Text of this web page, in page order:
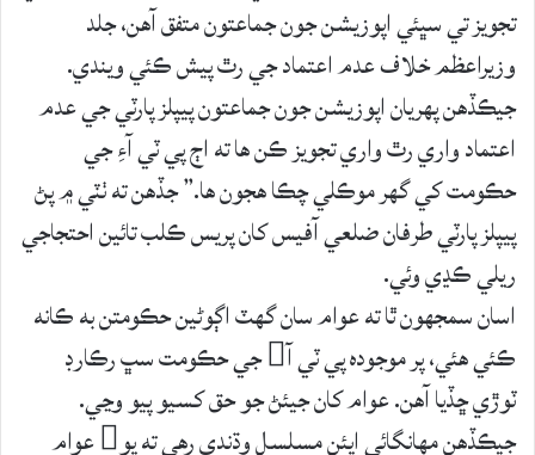
تجويز تي سڀئي اپوزيشن جون جماعتون متفق آهن، جلد
وزيراعظم خلاف عدم اعتماد جي رٿ پيش ڪئي ويندي.
جيڪڏهن پهريان اپوزيشن جون جماعتون پيپلز پارٽي جي عدم
اعتماد واري رٿ واري تجويز ڪن ها ته اڄ پي ٽي آءِ جي
حڪومت کي گهر موڪلي چڪا هجون ها.” جڏهن ته ٺٽي ۾ پڻ
پيپلز پارٽي طرفان ضلعي آفيس کان پريس ڪلب تائين احتجاجي
ريلي ڪڍي وئي.
اسان سمجهون ٿا ته عوام سان گهٽ اڳوڻين حڪومتن به ڪانه
ڪئي هئي، پر موجوده پي ٽي آ جي حڪومت سڀ رڪارڊ
ٽوڙي ڇڏيا آهن. عوام کان جيئڻ جو حق کسيو پيو وڃي.
جيڪڏهن مهانگائي ايئن مسلسل وڌندي رهي ته پو عوام